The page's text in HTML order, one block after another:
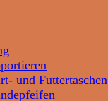
und Futtertaschen